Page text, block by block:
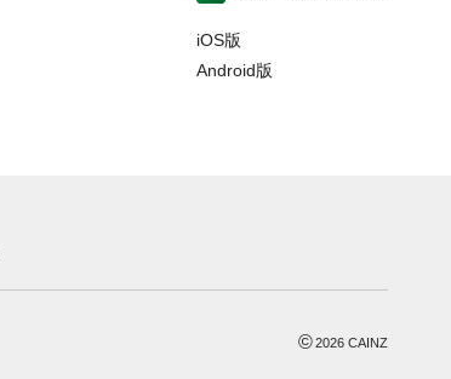
iOS版
Android版
©2026 CAINZ